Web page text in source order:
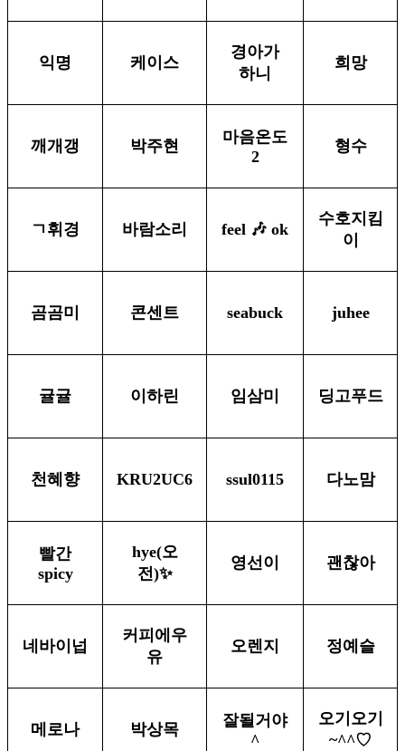
익명 케이스
경아가
하니
희망
깨개갱 박주현
마음온도
2
형수
ㄱ휘경 바람소리 feel 🎶 ok
수호지킴
이
곰곰미 콘센트 seabuck juhee
귤귤 이하린 임삼미 딩고푸드
천혜향 KRU2UC6 ssul0115 다노맘
빨간
spicy
hye(오
전)✨️
영선이 괜찮아
네바이넙
커피에우
유
오렌지 정예슬
메로나 박상목
잘될거야
^
오기오기
~^^♡